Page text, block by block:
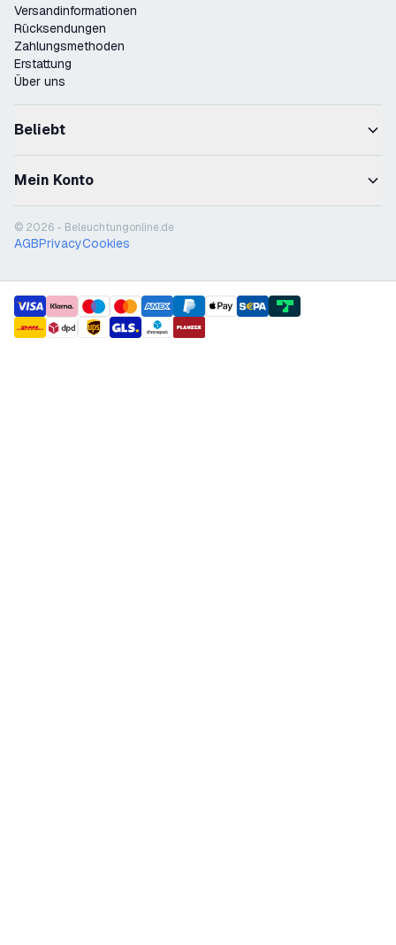
Versandinformationen
Rücksendungen
Zahlungsmethoden
Erstattung
Über uns
Beliebt
Mein Konto
© 2026 - Beleuchtungonline.de
AGBPrivacyCookies
payment methods
shipment methods